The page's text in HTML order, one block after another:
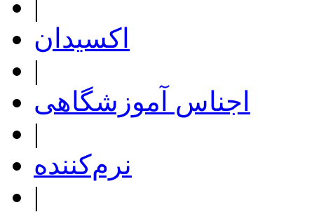
|
اکسیدان
|
اجناس آموزشگاهی
|
نرم‌کننده
|